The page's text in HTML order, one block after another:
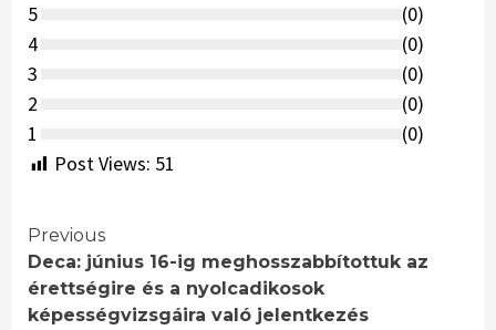
5
(0)
4
(0)
3
(0)
2
(0)
1
(0)
Post Views: 51
Continue
Reading
Previous
Deca: június 16-ig meghosszabbítottuk az
érettségire és a nyolcadikosok
képességvizsgáira való jelentkezés